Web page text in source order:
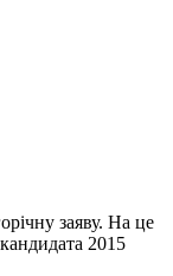
заяву. На це
2015